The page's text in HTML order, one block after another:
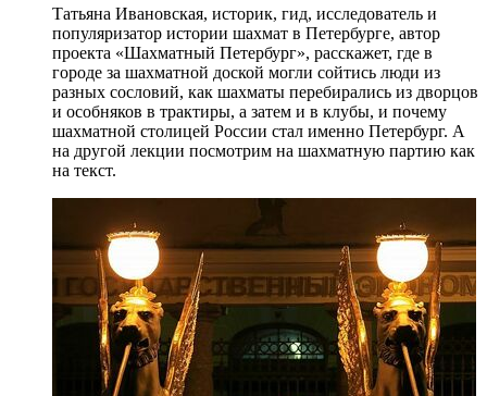
Татьяна Ивановская, историк, гид, исследователь и
популяризатор истории шахмат в Петербурге, автор
проекта «Шахматный Петербург», расскажет, где в
городе за шахматной доской могли сойтись люди из
разных сословий, как шахматы перебирались из дворцов
и особняков в трактиры, а затем и в клубы, и почему
шахматной столицей России стал именно Петербург. А
на другой лекции посмотрим на шахматную партию как
на текст.